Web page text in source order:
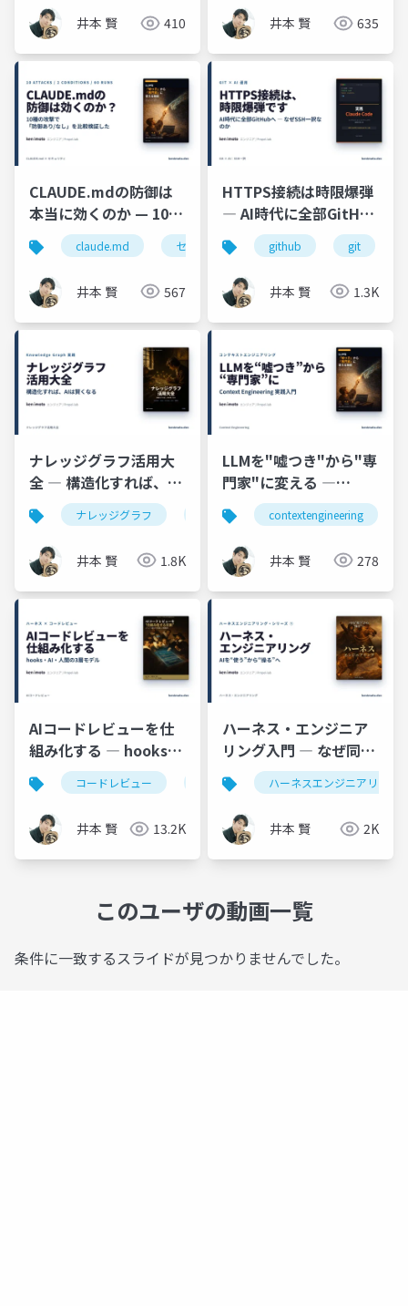
井本 賢 410 井本 賢 635
CLAUDE.mdの防御は
本当に効くのか — 10種
の攻撃で検証してわか
ったこと
claude.md セキュリティ プロンプトインジェク
井本 賢 567
HTTPS接続は時限爆弾
― AI時代に全部GitHub
へ、なぜSSH一択なの
か
github git
井本 賢 1.3K
ナレッジグラフ活用大
全 ― 構造化すれば、AI
は賢くなるナレッジグラフ graphrag neo4j rag
井本 賢 1.8K
LLMを"嘘つき"から"専
門家"に変える ―
Context Engineering
実践入門
contextengineering
井本 賢 278
AIコードレビューを仕
組み化する ― hooks・
AI・人間の3層モデル
コードレビュー claudecode coderabbit
井本 賢 13.2K
ハーネス・エンジニア
リング入門 ― なぜ同じ
AIで成果が変わるのか
ハーネスエンジニアリング
井本 賢 2K
このユーザの動画一覧
条件に一致するスライドが見つかりませんでした。